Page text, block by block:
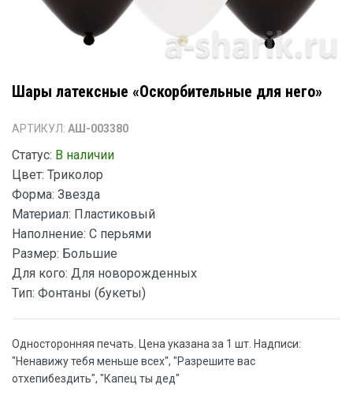
Шары латексные «Оскорбительные для него»
АРТИКУЛ: АШ-003380
Статус: В наличии
Цвет: Триколор
Форма: Звезда
Материал: Пластиковый
Наполнение: С перьями
Размер: Большие
Для кого: Для новорожденных
Тип: Фонтаны (букеты)
Односторонняя печать. Цена указана за 1 шт. Надписи:
"Ненавижу тебя меньше всех", "Разрешите вас
отхепибездить", "Капец ты дед"